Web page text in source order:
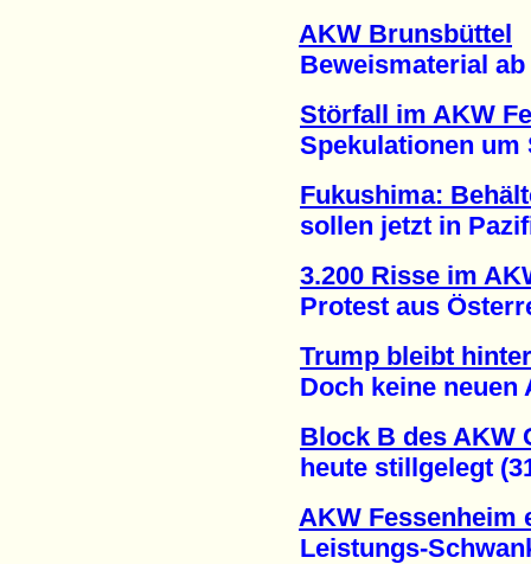
AKW Brunsbüttel
Beweismaterial ab
Störfall im AKW
Spekulationen um
Fukushima:
sollen jetzt in
3.200 Risse im
Protest aus
Trump bleibt
Doch keine neuen
Block B des AKW
heute stillgelegt
AKW Fessenheim
Leistungs-